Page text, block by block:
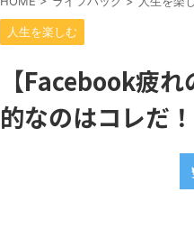
人生を楽しむ
【Facebook疲
的なのはコレだ！